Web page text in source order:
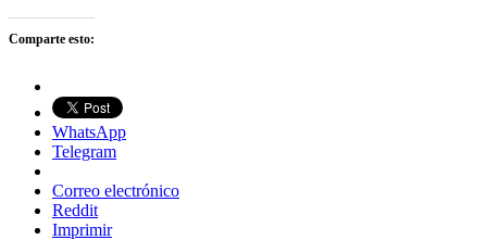
Comparte esto:
WhatsApp
Telegram
Correo electrónico
Reddit
Imprimir